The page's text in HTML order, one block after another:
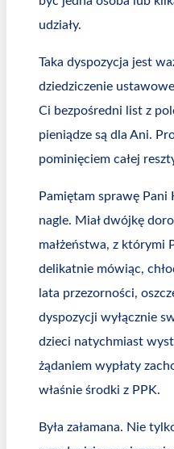
udziały.
Taka dyspozycja jest
dziedziczenie
Ci bezpośredni list z
pieniądze są dla Ani.
pominięciem całej
Pamiętam sprawę Pani
nagle. Miał dwójkę
małżeństwa, z którymi
delikatnie mówiąc,
lata przezorności,
dyspozycji wyłącznie
dzieci natychmiast
żądaniem wypłaty
właśnie środki z PPK.
Była załamana. Nie